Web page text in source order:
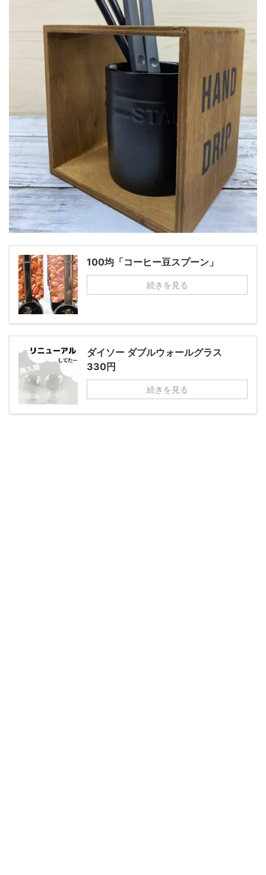
100均「コーヒー豆スプーン」
続きを見る
ダイソー ダブルウォールグラス
330円
続きを見る